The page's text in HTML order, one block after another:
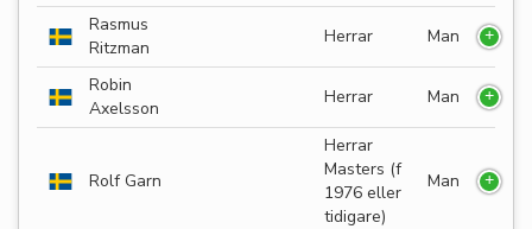
Rasmus
Ritzman
Herrar Man
Robin
Axelsson
Herrar Man
Rolf Garn
Herrar
Masters (f
1976 eller
tidigare)
Man